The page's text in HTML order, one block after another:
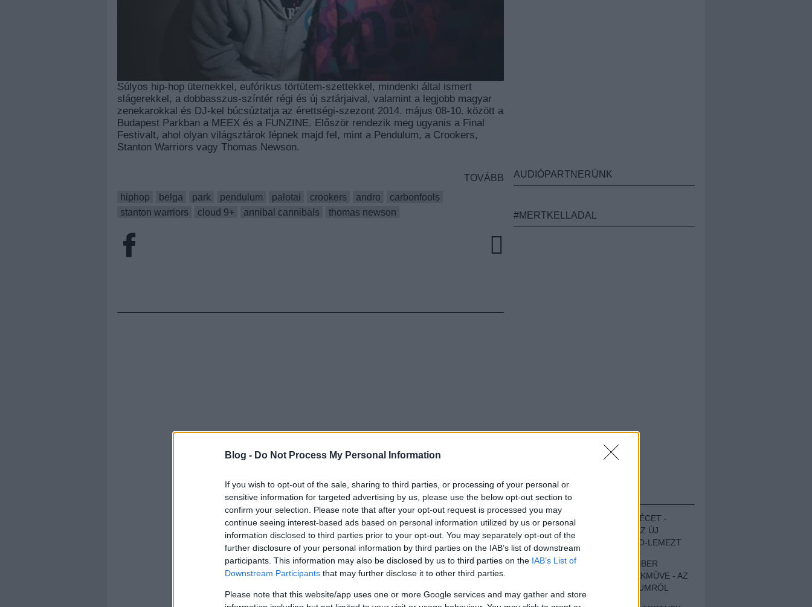
Blog - Do Not Process My Personal Information
If you wish to opt-out of the sale, sharing to third parties, or processing of your personal or
sensitive information for targeted advertising by us, please use the below opt-out section to
confirm your selection. Please note that after your opt-out request is processed you may
continue seeing interest-based ads based on personal information utilized by us or personal
information disclosed to third parties prior to your opt-out. You may separately opt-out of the
further disclosure of your personal information by third parties on the IAB’s list of downstream
participants. This information may also be disclosed by us to third parties on the IAB’s List of
Downstream Participants that may further disclose it to other third parties.
Please note that this website/app uses one or more Google services and may gather and store
Súlyos hip-hop ütemekkel, eufórikus törtütem-szettekkel, mindenki által ismert
slágerekkel, a dobbasszus-színtér régi és új sztárjaival, valamint a legjobb magyar
zenekarokkal és DJ-kel búcsúztatja az érettségi-szezont 2014. május 08-10. között a
Budapest Parkban a MEEX és a FUNZINE. Először rendezik meg ugyanis a Final
Festivalt, ahol olyan világsztárok lépnek majd fel, mint a Pendulum, a Crookers,
Stanton Warriors vagy Thomas Newson.
TOVÁBB
hiphop
belga park pendulum palotai crookers andro
carbonfools
stanton warriors
cloud 9+ annibal cannibals thomas newson
AUDIÓPARTNERÜNK
#MERTKELLADAL
EZT HALLGASD!
MEGUGROTTÁK A LÉCET -
MEGHALLGATTUK AZ ÚJ
PROTEST THE HERO-LEMEZT
EGY DÜHÖS VÉNEMBER
UNIVERZÁLIS REMEKMŰVE - AZ
ÚJ BOB DYLAN-ALBUMRÓL